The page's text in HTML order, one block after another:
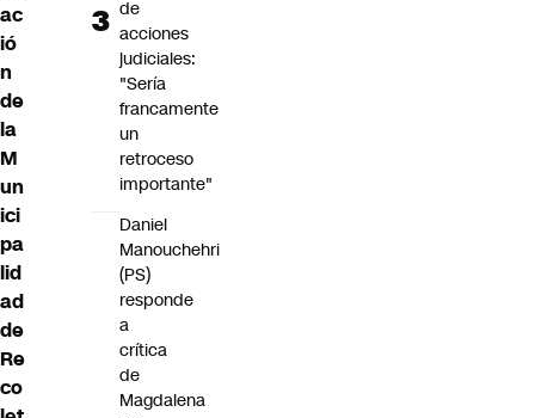
ac
ió
n
de
la
M
un
ici
pa
lid
ad
de
Re
co
de
acciones
judiciales:
"Sería
francamente
un
retroceso
importante"
Daniel
Manouchehri
(PS)
responde
a
crítica
de
Magdalena